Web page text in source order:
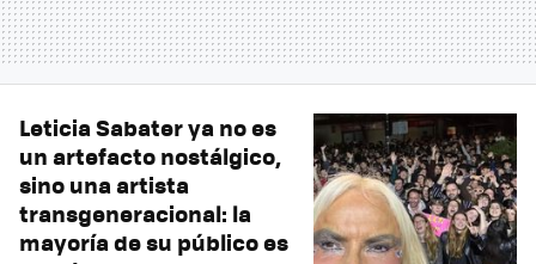
Leticia Sabater ya no es
un artefacto nostálgico,
sino una artista
transgeneracional: la
mayoría de su público es